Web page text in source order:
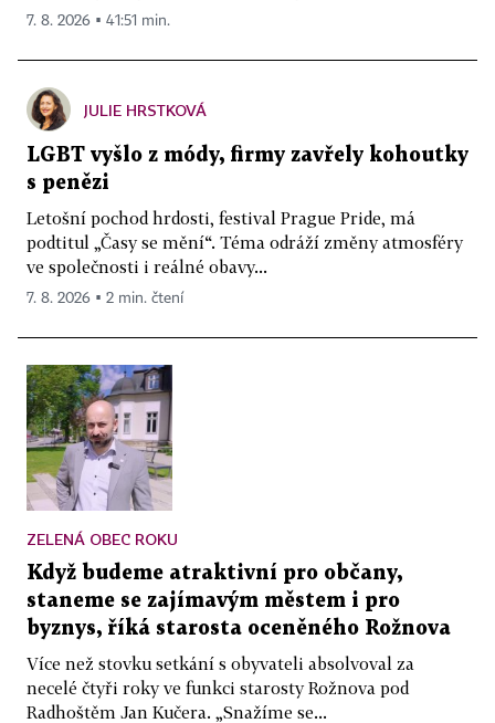
7. 8. 2026 ▪ 41:51 min.
JULIE HRSTKOVÁ
LGBT vyšlo z módy, firmy zavřely kohoutky
s penězi
Letošní pochod hrdosti, festival Prague Pride, má
podtitul „Časy se mění“. Téma odráží změny atmosféry
ve společnosti i reálné obavy...
7. 8. 2026 ▪ 2 min. čtení
ZELENÁ OBEC ROKU
Když budeme atraktivní pro občany,
staneme se zajímavým městem i pro
byznys, říká starosta oceněného Rožnova
Více než stovku setkání s obyvateli absolvoval za
necelé čtyři roky ve funkci starosty Rožnova pod
Radhoštěm Jan Kučera. „Snažíme se...